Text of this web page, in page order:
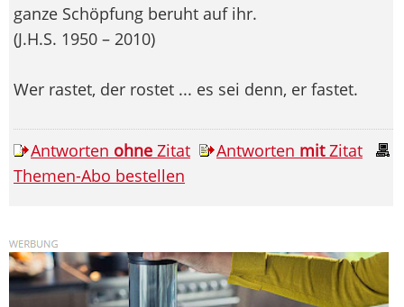
ganze Schöpfung beruht auf ihr.
(J.H.S. 1950 – 2010)
Wer rastet, der rostet ... es sei denn, er fastet.
Antworten ohne Zitat Antworten mitZitat
Themen-Abo bestellen